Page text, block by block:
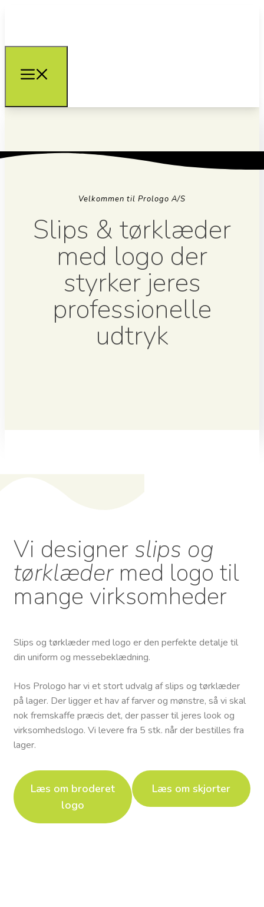
Velkommen til Prologo A/S
Slips & tørklæder
med logo der
styrker jeres
professionelle
udtryk
Vi designer slips og
tørklædermed logo til
mange virksomheder
Slips og tørklæder med logo er den perfekte detalje til
din uniform og messebeklædning.​
Hos Prologo har vi et stort udvalg af slips og tørklæder
på lager. Der ligger et hav af farver og mønstre, så vi skal
nok fremskaffe præcis det, der passer til jeres look og
virksomhedslogo. Vi levere fra 5 stk. når der bestilles fra
lager.
Læs om broderet
logo
Læs om skjorter